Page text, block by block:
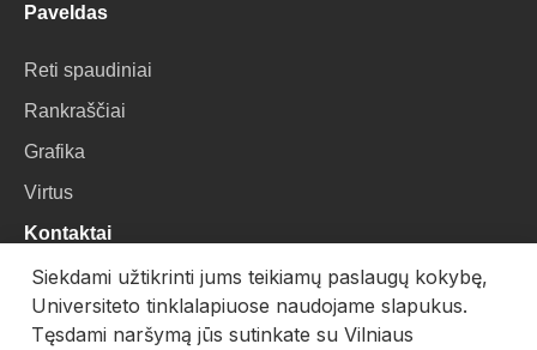
Paveldas
Reti spaudiniai
Rankraščiai
Grafika
Virtus
Kontaktai
VU Biblioteka
Universiteto g. 3, LT-01122, Vilnius
Siekdami užtikrinti jums teikiamų paslaugų kokybę,
Universiteto tinklalapiuose naudojame slapukus.
Tęsdami naršymą jūs sutinkate su Vilniaus